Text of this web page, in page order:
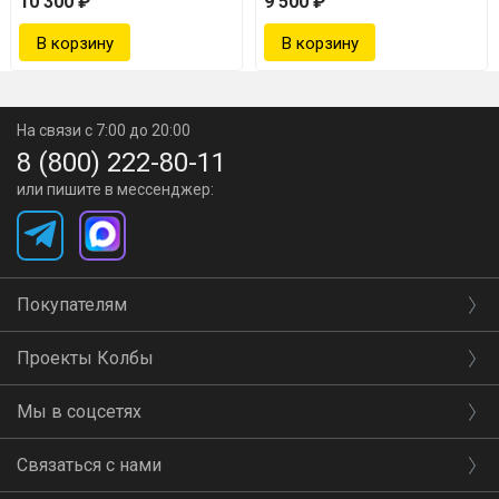
3 л:
1 л – 10 шт
3 л – 1 шт
Технические характеристики
Диаметр бака — 320 мм
Высота в сборе — 500 мм
Объем — 24 л
Материал — Сталь Ст3 \ Порошковая краска
Типы плит — Газ, электрическая конфорка, индукция,
На связи с 7:00 до 20:00
8 (800) 222-80-11
или пишите в мессенджер:
Покупателям
Проекты Колбы
Мы в соцсетях
Связаться с нами